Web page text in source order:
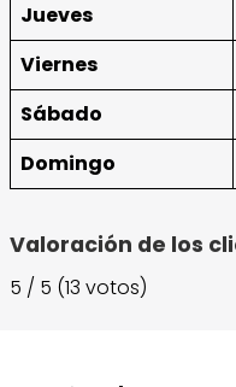
Jueves
Viernes
Sábado
Domingo
Valoración de los
5 / 5 (13 votos)